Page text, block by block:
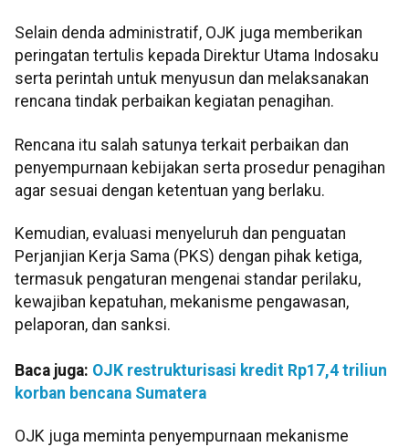
Selain denda administratif, OJK juga memberikan
peringatan tertulis kepada Direktur Utama Indosaku
serta perintah untuk menyusun dan melaksanakan
rencana tindak perbaikan kegiatan penagihan.
Rencana itu salah satunya terkait perbaikan dan
penyempurnaan kebijakan serta prosedur penagihan
agar sesuai dengan ketentuan yang berlaku.
Kemudian, evaluasi menyeluruh dan penguatan
Perjanjian Kerja Sama (PKS) dengan pihak ketiga,
termasuk pengaturan mengenai standar perilaku,
kewajiban kepatuhan, mekanisme pengawasan,
pelaporan, dan sanksi.
Baca juga: OJK restrukturisasi kredit Rp17,4 triliun
korban bencana Sumatera
OJK juga meminta penyempurnaan mekanisme